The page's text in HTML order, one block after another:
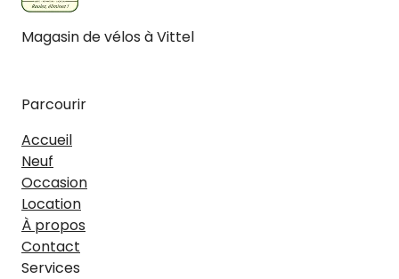
Magasin de vélos à Vittel
Parcourir
Accueil
Neuf
Occasion
Location
À propos
Contact
Services